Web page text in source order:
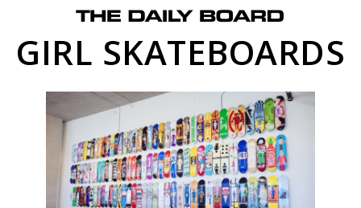
GIRL SKATEBOARDS